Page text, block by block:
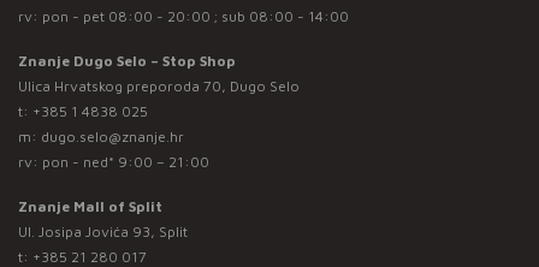
rv: pon - pet 08:00 - 20:00 ; sub 08:00 - 14:00
Znanje Dugo Selo – Stop Shop
Ulica Hrvatskog preporoda 70, Dugo Selo
t: +385 1 4838 025
m: dugo.selo@znanje.hr
rv: pon - ned* 9:00 – 21:00
Znanje Mall of Split
Ul. Josipa Jovića 93, Split
t: +385 21 280 017